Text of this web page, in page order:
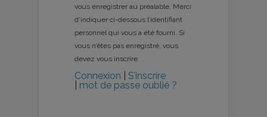
vous enregistrer au préalable. Merci
d’indiquer ci-dessous l’identifiant
personnel qui vous a été fourni. Si
vous n’êtes pas enregistré, vous
devez vous inscrire.
Connexion
S’inscrire
mot de passe oublié ?